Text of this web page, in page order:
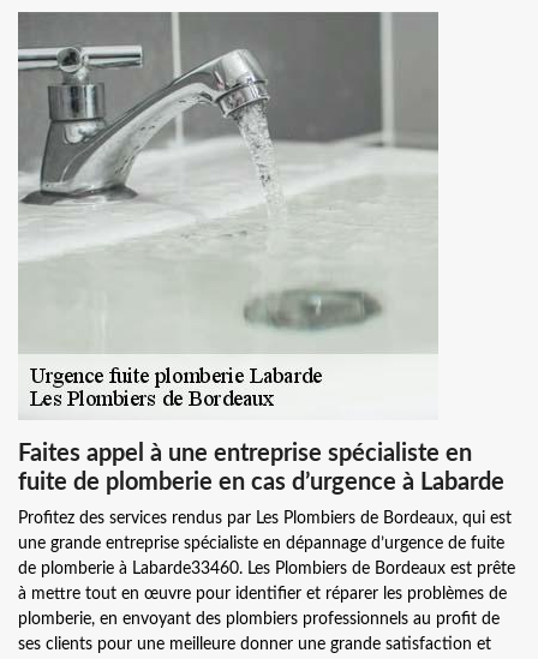
Faites appel à une entreprise spécialiste en
fuite de plomberie en cas d’urgence à Labarde
Profitez des services rendus par Les Plombiers de Bordeaux, qui est
une grande entreprise spécialiste en dépannage d’urgence de fuite
de plomberie à Labarde33460. Les Plombiers de Bordeaux est prête
à mettre tout en œuvre pour identifier et réparer les problèmes de
plomberie, en envoyant des plombiers professionnels au profit de
ses clients pour une meilleure donner une grande satisfaction et